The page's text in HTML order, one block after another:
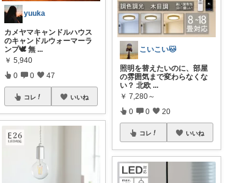
yuuka
カメヤマキャンドルハウス
のキャンドルウォーマーラ
ンプ🕊️ 無 ...
￥ 5,940
0 0 47
コレ いいね
こいこい🐱
照明を替えたいのに、部屋
の雰囲気まで変わらなくな
い？ 北欧 ...
￥ 7,280～
0 0 20
コレ いいね